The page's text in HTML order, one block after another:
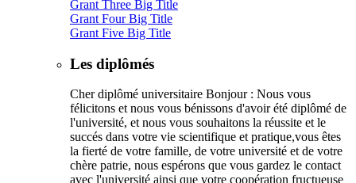
Grant Three Big Title
Grant Four Big Title
Grant Five Big Title
Les diplômés
Cher diplômé universitaire Bonjour : Nous vous
félicitons et nous vous bénissons d'avoir été diplômé de
l'université, et nous vous souhaitons la réussite et le
succés dans votre vie scientifique et pratique,vous êtes
la fierté de votre famille, de votre université et de votre
chère patrie, nous espérons que vous gardez le contact
avec l'université ainsi que votre coopération fructueuse